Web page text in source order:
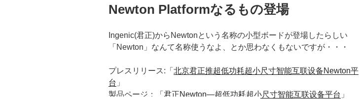
Newton Platformなるもの登場
Ingenic(君正)からNewtonという名称の小型ボードが登場したらしい
「Newton」なんて名称使うなよ、とか思わなくもないですが・・・
プレスリリース:「 北京君正推超低功耗超小尺寸智能互联设备Newton平
台 」
製品ページ：「 君正Newton—超低功耗超小尺寸智能互联设备平台 」